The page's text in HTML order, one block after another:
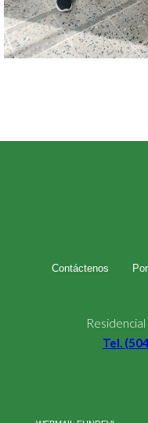
Contáctenos
Residencial
Tel.